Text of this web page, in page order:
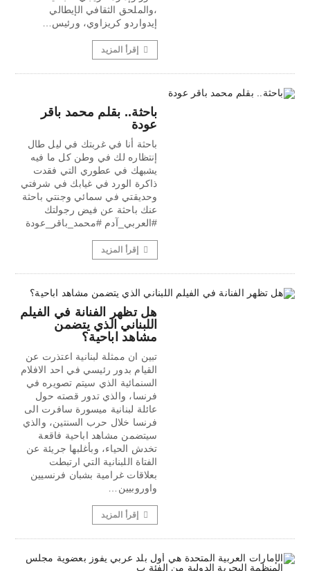
،والملحق الثقافي الإيطالي
إيدواردو كريزاوي، ورئيس…
إقرأ المزيد
باحثة.. بقلم محمد باقر
عودة
باحثة أنا في غربتك في ليل طال
إنتظاره لك في وطن كل ما فيه
يشبهك في عطوري التي فقدت
ذاكرة الورد في غيابك في شرفتي
وحديقتي في سمائي وجنتي باحثة
عنك باحثة عن فيض رجولتك
#العربي_آدم #محمد_باقر_عودة
إقرأ المزيد
هل تظهر الفنانة في الفيلم
اللبناني الذي يتضمن
مشاهد اباحية؟
تبين ان ممثلة لبنانية اعتذرت عن
القيام بدور رئيسي في احد الافلام
السنمائية الذي سيتم تصويره في
فرنسا، والذي تدور قصته حول
عائلة لبنانية ميسورة سافرت الى
فرنسا خلال حرب السنتين، والذي
سيتضمن مشاهد اباحية فاقعة
تخدش الحياء، وبأغلبها جريئة عن
الفتاة اللبنانية التي ارتبطت
بعلاقات غرامية بشبان فرنسيين
واوروبيين…
إقرأ المزيد